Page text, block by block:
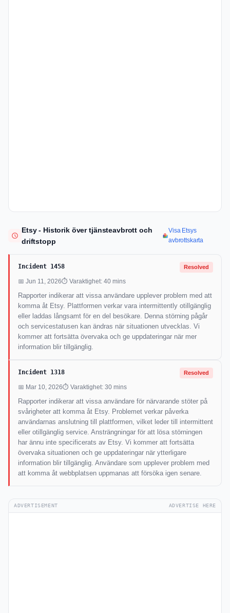
Etsy - Historik över tjänsteavbrott och
driftstopp
Visa Etsys
avbrottskarta
Incident 1458 Resolved
📅 Jun 11, 2026⏱ Varaktighet: 40 mins
Rapporter indikerar att vissa användare upplever problem med att
komma åt Etsy. Plattformen verkar vara intermittently otillgänglig
eller laddas långsamt för en del besökare. Denna störning pågår
och servicestatusen kan ändras när situationen utvecklas. Vi
kommer att fortsätta övervaka och ge uppdateringar när mer
information blir tillgänglig.
Incident 1318 Resolved
📅 Mar 10, 2026⏱ Varaktighet: 30 mins
Rapporter indikerar att vissa användare för närvarande stöter på
svårigheter att komma åt Etsy. Problemet verkar påverka
användarnas anslutning till plattformen, vilket leder till intermittent
eller otillgänglig service. Ansträngningar för att lösa störningen
har ännu inte specificerats av Etsy. Vi kommer att fortsätta
övervaka situationen och ge uppdateringar när ytterligare
information blir tillgänglig. Användare som upplever problem med
att komma åt webbplatsen uppmanas att försöka igen senare.
ADVERTISEMENT ADVERTISE HERE